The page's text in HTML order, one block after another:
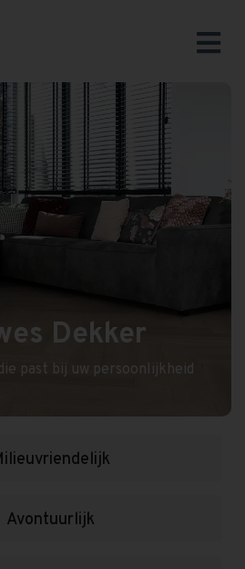
Dekker
past bij uw persoonlijkheid
Avontuurlijk